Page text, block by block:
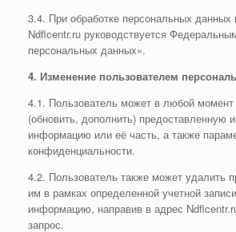
3.4. При обработке персональных данных
Ndflcentr.ru руководствуется
персональных данных».
4. Изменение пользователем
4.1. Пользователь может в любой момент
(обновить, дополнить) предоставленную
информацию или её часть, а также
конфиденциальности.
4.2. Пользователь также может удалить
им в рамках определенной учетной
информацию, направив в адрес
запрос.